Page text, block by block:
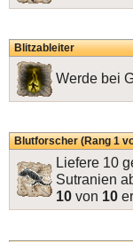
Blitzableiter
Werde bei
Blutforscher (Rang 1
Liefere 10
Sutranien
10 von 10